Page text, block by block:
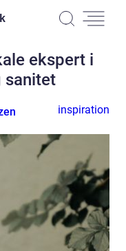
ekspert i
sanitet
inspiration